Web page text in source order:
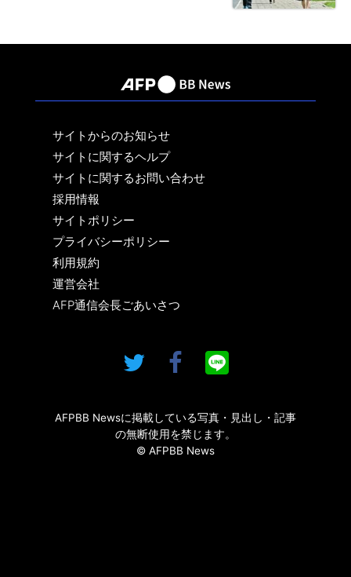
サイトからのお知らせ
サイトに関するヘルプ
サイトに関するお問い合わせ
採用情報
サイトポリシー
プライバシーポリシー
利用規約
運営会社
AFP通信会長ごあいさつ
AFPBB Newsに掲載している写真・見出し・記事
の無断使用を禁じます。
© AFPBB News